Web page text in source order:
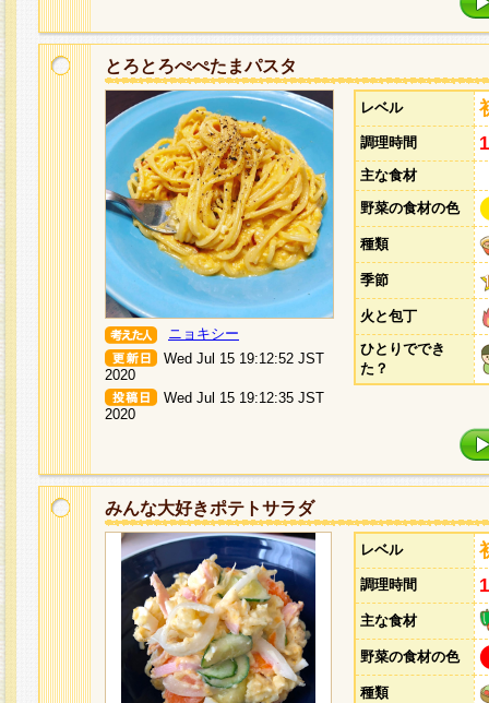
とろとろぺぺたまパスタ
ニョキシー
Wed Jul 15 19:12:52 JST
2020
Wed Jul 15 19:12:35 JST
2020
レベル
調理時間
主な食材
野菜の食材の色
種類
季節
火と包丁
ひとりででき
た？
みんな大好きポテトサラダ
レベル
調理時間
主な食材
野菜の食材の色
種類